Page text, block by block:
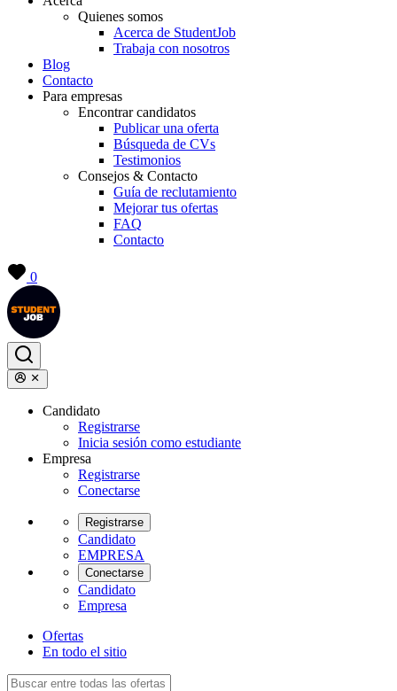
Quienes somos
Acerca de StudentJob
Trabaja con nosotros
Blog
Contacto
Para empresas
Encontrar candidatos
Publicar una oferta
Búsqueda de CVs
Testimonios
Consejos & Contacto
Guía de reclutamiento
Mejorar tus ofertas
FAQ
Contacto
0
Candidato
Registrarse
Inicia sesión como estudiante
Empresa
Registrarse
Conectarse
Registrarse
Candidato
EMPRESA
Conectarse
Candidato
Empresa
Ofertas
En todo el sitio